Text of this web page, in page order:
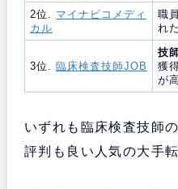
2位. マイナビコメディ
カル
職
れ
3位. 臨床検査技師JOB
技
獲
が
いずれも臨床検査技師
評判も良い人気の大手